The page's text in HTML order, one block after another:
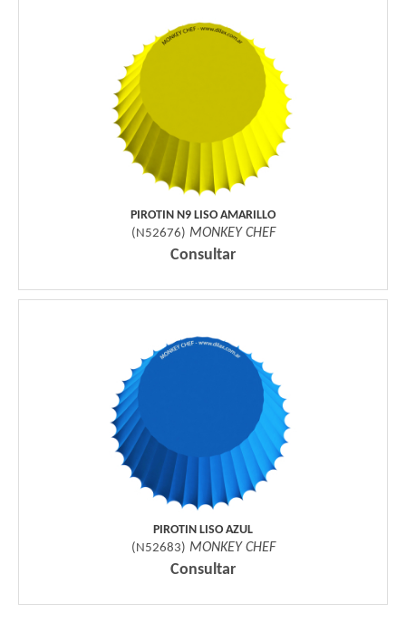
PIROTIN N9 LISO AMARILLO
( N52676) MONKEY CHEF
Consultar
PIROTIN LISO AZUL
( N52683) MONKEY CHEF
Consultar